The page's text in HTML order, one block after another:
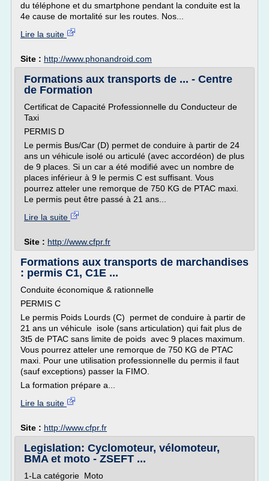
du téléphone et du smartphone pendant la conduite est la
4e cause de mortalité sur les routes. Nos...
Lire la suite
Site : http://www.phonandroid.com
Formations aux transports de ... - Centre
de Formation
Certificat de Capacité Professionnelle du Conducteur de
Taxi
PERMIS D
Le permis Bus/Car (D) permet de conduire à partir de 24
ans un véhicule isolé ou articulé (avec accordéon) de plus
de 9 places. Si un car a été modifié avec un nombre de
places inférieur à 9 le permis C est suffisant. Vous
pourrez atteler une remorque de 750 KG de PTAC maxi.
Le permis peut être passé à 21 ans...
Lire la suite
Site : http://www.cfpr.fr
Formations aux transports de marchandises
: permis C1, C1E ...
Conduite économique & rationnelle
PERMIS C
Le permis Poids Lourds (C) permet de conduire à partir de
21 ans un véhicule isole (sans articulation) qui fait plus de
3t5 de PTAC sans limite de poids avec 9 places maximum.
Vous pourrez atteler une remorque de 750 KG de PTAC
maxi. Pour une utilisation professionnelle du permis il faut
(sauf exceptions) passer la FIMO.
La formation prépare a...
Lire la suite
Site : http://www.cfpr.fr
Legislation: Cyclomoteur, vélomoteur,
BMA et moto - ZSEFT ...
1-La catégorie Moto